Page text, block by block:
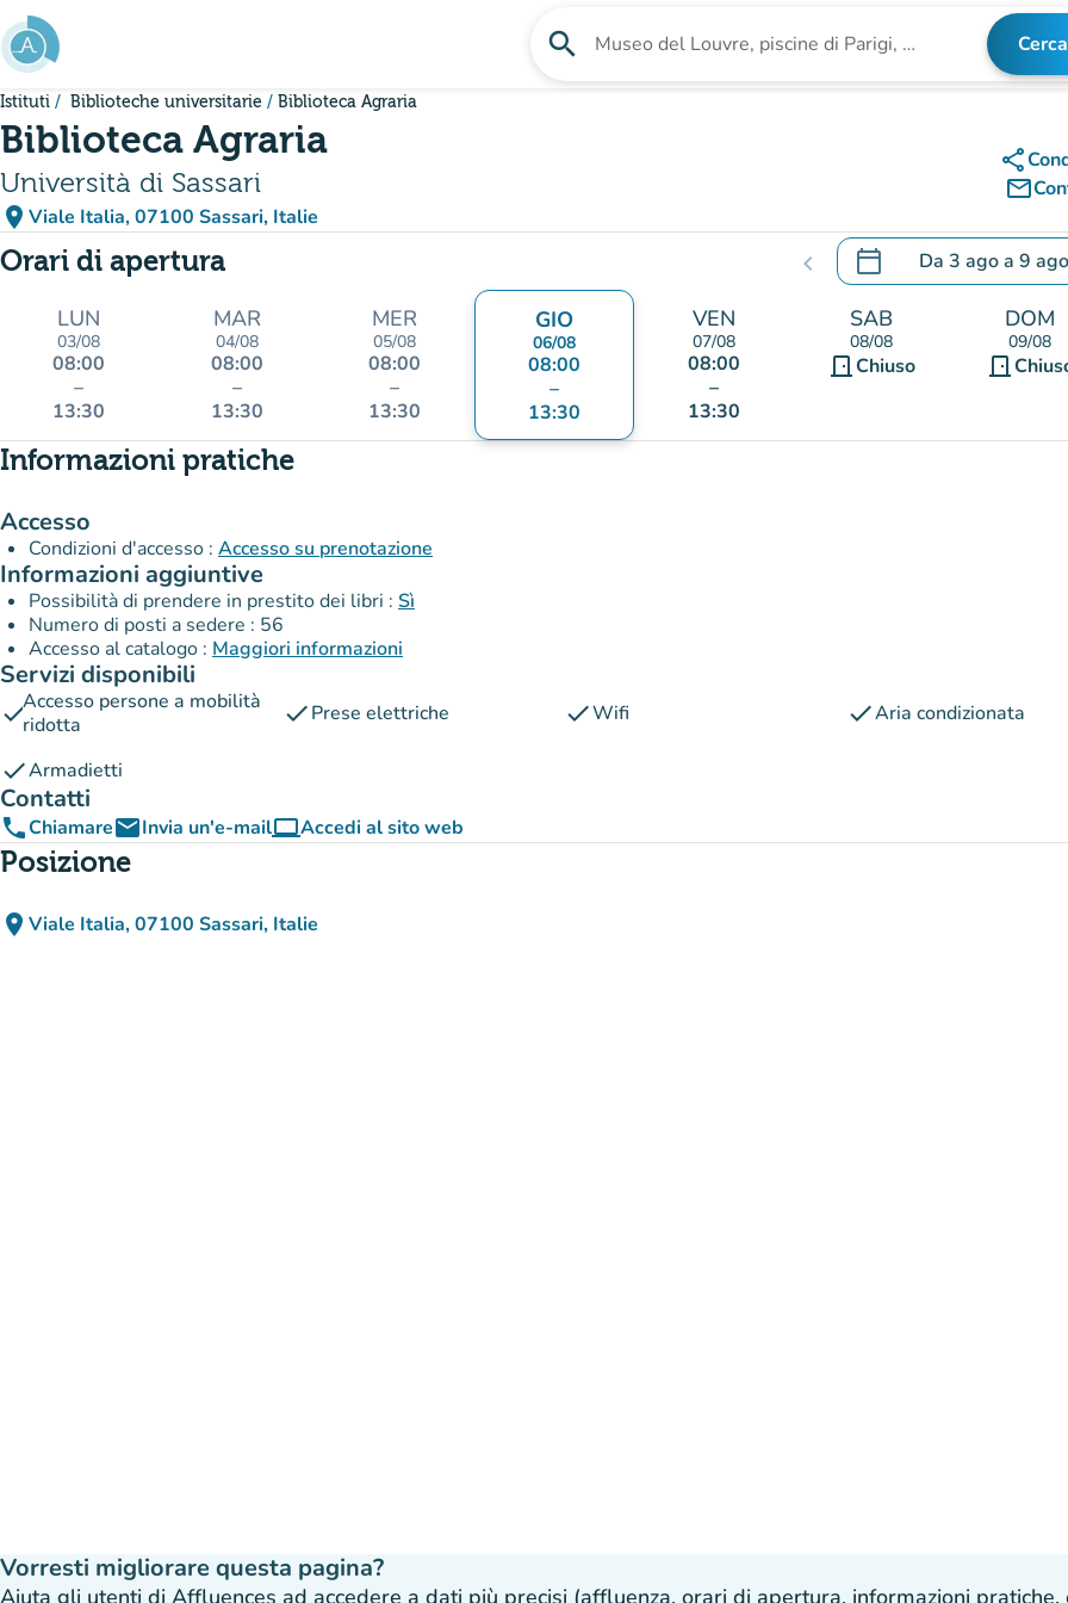
Vai al contenuto principale
search Cerca una struttura Cerca
Istituti Biblioteche universitarie Biblioteca Agraria
Biblioteca Agraria
Università di Sassari
place Viale Italia, 07100 Sassari, Italie
(apri in Google Maps)
(nuova scheda)
share
mail_outline
Orari di apertura chevron_left calendar_today Da 3 agoa 9 ago
.Aprire il calendario per
LUN
03/08
08:00
–
13:30
MAR
04/08
08:00
–
13:30
MER
05/08
08:00
–
13:30
GIO
06/08
08:00
–
13:30
VEN
07/08
08:00
–
13:30
SAB
08/08
door_frontChiuso
DOM
09/08
door_front
Informazioni pratiche
Accesso
Condizioni d'accesso : Accesso su prenotazione
Informazioni aggiuntive
Possibilità di prendere in prestito dei libri : Sì
Numero di posti a sedere : 56
Accesso al catalogo : Maggiori informazioni
Servizi disponibili
checkAccesso persone a mobilità
ridotta
checkPrese elettriche checkWifi checkAria condizionata
checkArmadietti
Contatti
phoneChiamareemailInvia un'e-mailcomputerAccedi al sito web
(nuova scheda)
Posizione
place Viale Italia, 07100 Sassari, Italie
(apri in Google Maps)
(nuova scheda)
Vorresti migliorare questa pagina?
Aiuta gli utenti di Affluences ad accedere a dati più precisi (affluenza, orari di apertura, informazioni pratiche,